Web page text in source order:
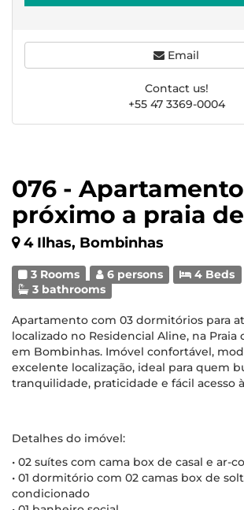
076 - Apartamento
próximo a praia
4 Ilhas, Bombinhas
3 Rooms 6 persons
4 Beds
3 bathrooms
Apartamento com 03 dormitórios para
localizado no Residencial Aline, na Praia
em Bombinhas. Imóvel confortável,
excelente localização, ideal para quem
tranquilidade, praticidade e fácil acesso
Detalhes do imóvel:
• 02 suítes com cama box de casal e ar-
• 01 dormitório com 02 camas box de
condicionado
Email
Contact us!
+55 47 3369-0004